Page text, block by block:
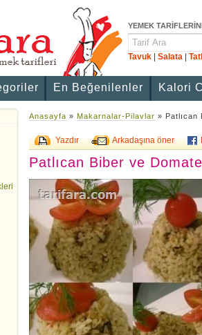
YEMEK
Tavuk| Salata|
En Beğenilenler Kalori
Anasayfa » Makarnalar-Pilavlar » Patlıcan
Yazdır Arkadaşına öner
Patlıcan Biber ve